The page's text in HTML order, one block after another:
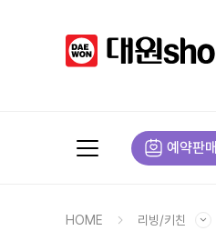
예약판매
HOME 리빙/키친